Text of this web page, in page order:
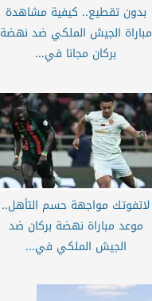
بدون تقطيع.. كيفية مشاهدة
مباراة الجيش الملكي ضد نهضة
بركان مجانا في...
لاتفوتك مواجهة حسم التأهل..
موعد مباراة نهضة بركان ضد
الجيش الملكي في...